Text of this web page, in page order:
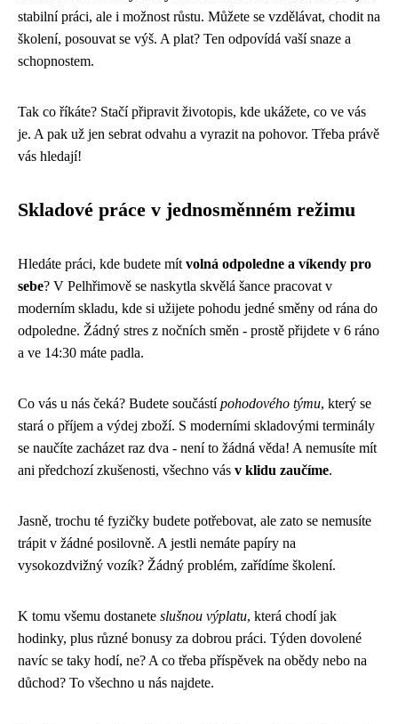
stabilní práci, ale i možnost růstu. Můžete se vzdělávat, chodit na
školení, posouvat se výš. A plat? Ten odpovídá vaší snaze a
schopnostem.
Tak co říkáte? Stačí připravit životopis, kde ukážete, co ve vás
je. A pak už jen sebrat odvahu a vyrazit na pohovor. Třeba právě
vás hledají!
Skladové práce v jednosměnném režimu
Hledáte práci, kde budete mít volná odpoledne a víkendy pro
sebe? V Pelhřimově se naskytla skvělá šance pracovat v
moderním skladu, kde si užijete pohodu jedné směny od rána do
odpoledne. Žádný stres z nočních směn - prostě přijdete v 6 ráno
a ve 14:30 máte padla.
Co vás u nás čeká? Budete součástípohodového týmu, který se
stará o příjem a výdej zboží. S moderními skladovými terminály
se naučíte zacházet raz dva - není to žádná věda! A nemusíte mít
ani předchozí zkušenosti, všechno vás v klidu zaučíme.
Jasně, trochu té fyzičky budete potřebovat, ale zato se nemusíte
trápit v žádné posilovně. A jestli nemáte papíry na
vysokozdvižný vozík? Žádný problém, zařídíme školení.
K tomu všemu dostanete slušnou výplatu, která chodí jak
hodinky, plus různé bonusy za dobrou práci. Týden dovolené
navíc se taky hodí, ne? A co třeba příspěvek na obědy nebo na
důchod? To všechno u nás najdete.